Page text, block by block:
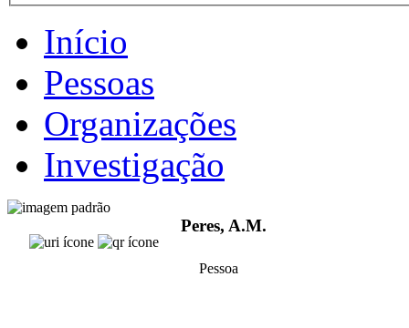
Início
Pessoas
Organizações
Investigação
Peres, A.M.
Pessoa